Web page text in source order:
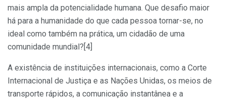
mais ampla da potencialidade humana. Que desafio maior
há para a humanidade do que cada pessoa tornar-se, no
ideal como também na prática, um cidadão de uma
comunidade mundial?[4]
A existência de instituições internacionais, como a Corte
Internacional de Justiça e as Nações Unidas, os meios de
transporte rápidos, a comunicação instantânea e a